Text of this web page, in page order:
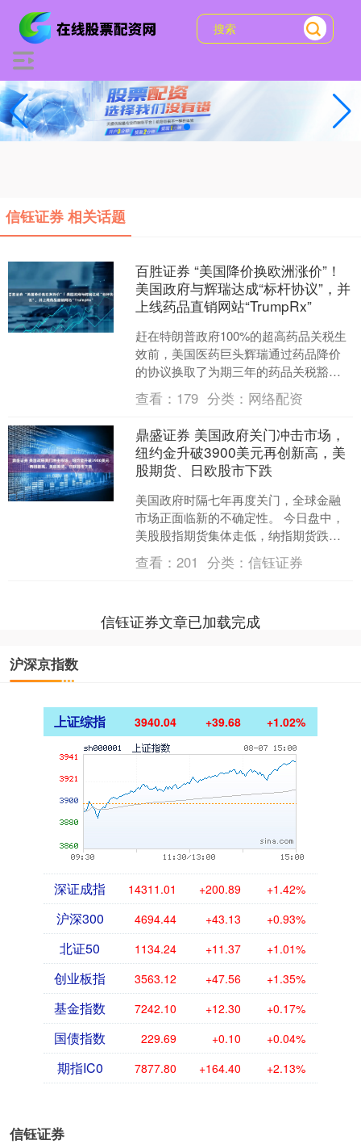
信钰证券 相关话题
百胜证券 “美国降价换欧洲涨价”！
美国政府与辉瑞达成“标杆协议”，并
上线药品直销网站“TrumpRx”
赶在特朗普政府100%的超高药品关税生
效前，美国医药巨头辉瑞通过药品降价
的协议换取了为期三年的药品关税豁
免，成为首个达成此类协议的药企。 美
东时间9月30日周二....
查看： 179 分类： 网络配资
鼎盛证券 美国政府关门冲击市场，
纽约金升破3900美元再创新高，美
股期货、日欧股市下跌
美国政府时隔七年再度关门，全球金融
市场正面临新的不确定性。 今日盘中，
美股股指期货集体走低，纳指期货跌幅
扩大至1%，标普500指数期货跌0.8%。
避险情绪推动....
查看：201 分类：信钰证券
信钰证券文章已加载完成
沪深京指数
上证综指 3940.04 +39.68 +1.02%
深证成指 14311.01 +200.89 +1.42%
沪深300 4694.44 +43.13 +0.93%
北证50 1134.24 +11.37 +1.01%
创业板指 3563.12 +47.56 +1.35%
基金指数 7242.10 +12.30 +0.17%
国债指数 229.69 +0.10 +0.04%
期指IC0 7877.80 +164.40 +2.13%
信钰证券